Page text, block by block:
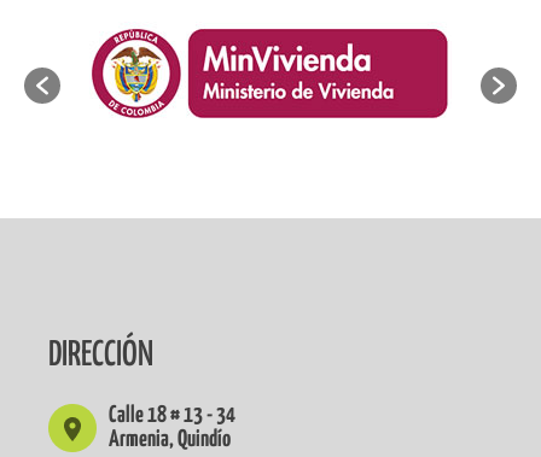
DIRECCIÓN
Calle 18 # 13 - 34
Armenia, Quindío